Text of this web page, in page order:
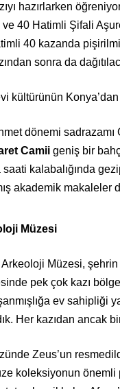
hazırlarken
40 Hatimli Şifali
40 kazanda
sonra da
kültürünün
dönemi sadrazamı
Camii geniş bir
kalabalığında
akademik makaleler
Müzesi
Müzesi,
pek çok kazı
ev sahipliği
Her kazıdan ancak
Zeus’un
koleksiyonun önemli